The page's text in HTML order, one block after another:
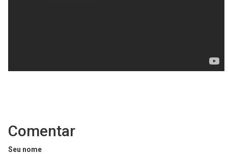
Comentar
Seu nome